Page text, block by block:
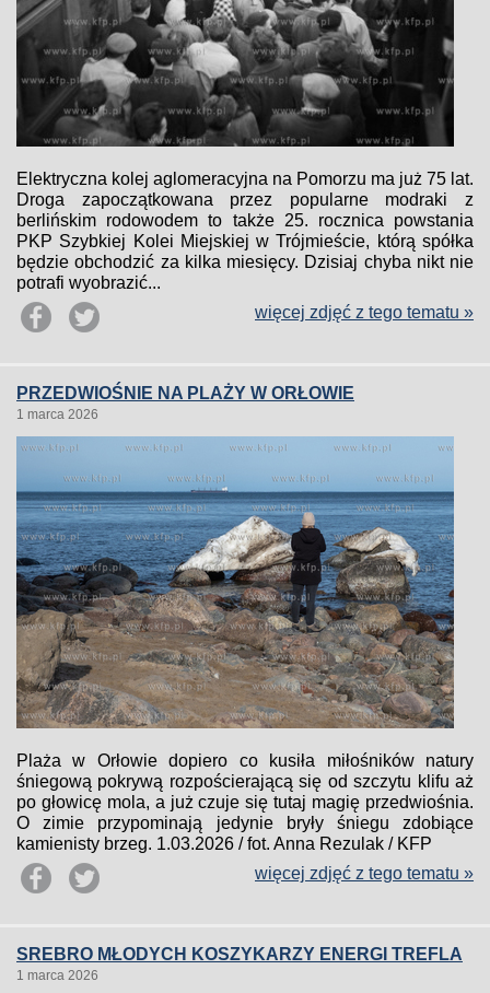
Elektryczna kolej aglomeracyjna na Pomorzu ma już 75 lat.
Droga zapoczątkowana przez popularne modraki z
berlińskim rodowodem to także 25. rocznica powstania
PKP Szybkiej Kolei Miejskiej w Trójmieście, którą spółka
będzie obchodzić za kilka miesięcy. Dzisiaj chyba nikt nie
potrafi wyobrazić...
więcej zdjęć z tego tematu »
PRZEDWIOŚNIE NA PLAŻY W ORŁOWIE
1 marca 2026
Plaża w Orłowie dopiero co kusiła miłośników natury
śniegową pokrywą rozpościerającą się od szczytu klifu aż
po głowicę mola, a już czuje się tutaj magię przedwiośnia.
O zimie przypominają jedynie bryły śniegu zdobiące
kamienisty brzeg. 1.03.2026 / fot. Anna Rezulak / KFP
więcej zdjęć z tego tematu »
SREBRO MŁODYCH KOSZYKARZY ENERGI TREFLA
1 marca 2026